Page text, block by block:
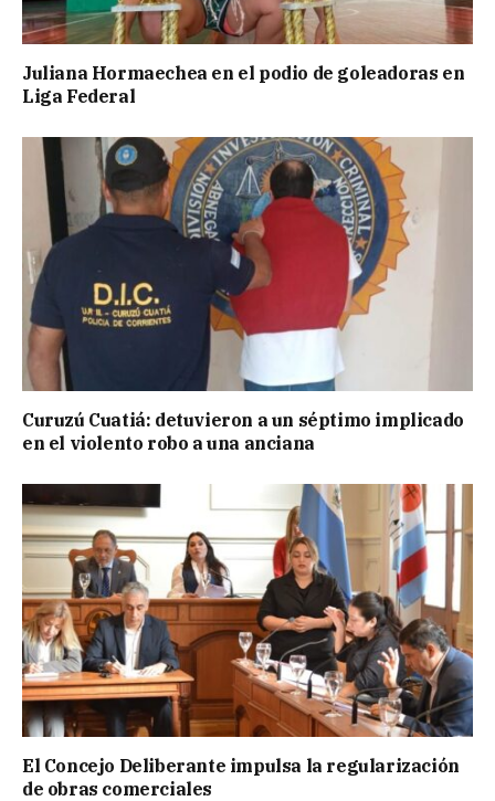
Juliana Hormaechea en el podio de goleadoras en
Liga Federal
Curuzú Cuatiá: detuvieron a un séptimo implicado
en el violento robo a una anciana
El Concejo Deliberante impulsa la regularización
de obras comerciales